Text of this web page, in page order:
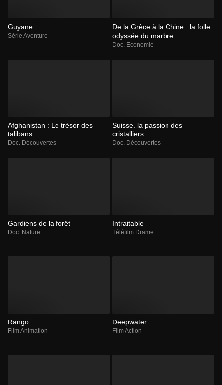
Guyane
Série Aventure
De la Grèce à la Chine : la folle
odyssée du marbre
Doc. Economie
Afghanistan : Le trésor des
talibans
Doc. Découvertes
Suisse, la passion des
cristalliers
Doc. Découvertes
Gardiens de la forêt
Doc. Nature
Intraitable
Téléfilm Drame
Rango
Film Animation
Deepwater
Film Action